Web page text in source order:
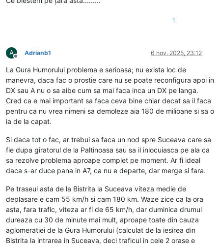
1
A
Deconectat
Adrianb1 6 nov. 2025, 23:12
La Gura Humorului problema e serioasa; nu exista loc de
manevra, daca fac o prostie care nu se poate reconfigura apoi in
DX sau A nu o sa aibe cum sa mai faca inca un DX pe langa.
Cred ca e mai important sa faca ceva bine chiar decat sa il faca
pentru ca nu vrea nimeni sa demoleze aia 180 de milioane si sa o
ia de la capat.
Si daca tot o fac, ar trebui sa faca un nod spre Suceava care sa
fie dupa giratorul de la Paltinoasa sau sa il inlocuiasca pe ala ca
sa rezolve problema aproape complet pe moment. Ar fi ideal
daca s-ar duce pana in A7, ca nu e departe, dar merge si fara.
Pe traseul asta de la Bistrita la Suceava viteza medie de
deplasare e cam 55 km/h si cam 180 km. Waze zice ca la ora
asta, fara trafic, viteza ar fi de 65 km/h, dar duminica drumul
dureaza cu 30 de minute mai mult, aproape toate din cauza
aglomeratiei de la Gura Humorului (calculat de la iesirea din
Bistrita la intrarea in Suceava, deci traficul in cele 2 orase e